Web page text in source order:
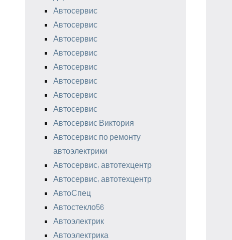
Автосервис
Автосервис
Автосервис
Автосервис
Автосервис
Автосервис
Автосервис
Автосервис
Автосервис Виктория
Автосервис по ремонту
автоэлектрики
Автосервис, автотехцентр
Автосервис, автотехцентр
АвтоСпец
Автостекло56
Автоэлектрик
Автоэлектрика